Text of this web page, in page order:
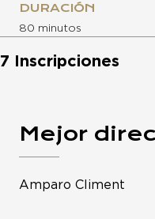
DURACIÓN
80 minutos
7 Inscripciones
Mejor
Amparo Climent